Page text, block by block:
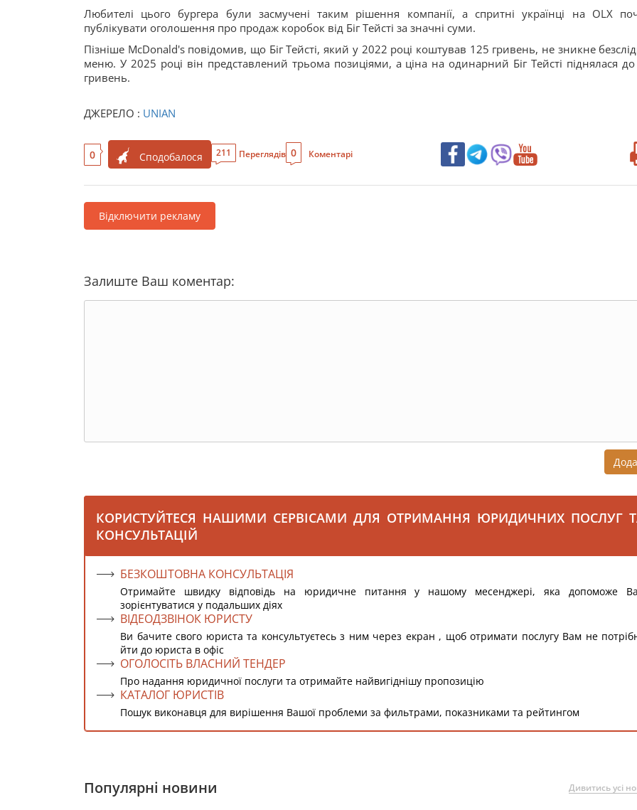
Любителі цього бургера були засмучені таким рішення компанії, а спритні українці на OLX
публікувати оголошення про продаж коробок від Біг Тейсті за значні суми.
Пізніше McDonald's повідомив, що Біг Тейсті, який у 2022 році коштував 125 гривень, не зникне
меню. У 2025 році він представлений трьома позиціями, а ціна на одинарний Біг Тейсті піднялася
гривень.
ДЖЕРЕЛО : UNIAN
0 Сподобалося 211 Переглядів 0 Коментарі
Відключити рекламу
Залиште Ваш коментар:
КОРИСТУЙТЕСЯ НАШИМИ СЕРВІСАМИ ДЛЯ ОТРИМАННЯ ЮРИДИЧНИХ ПОСЛУГ
КОНСУЛЬТАЦІЙ
БЕЗКОШТОВНА КОНСУЛЬТАЦІЯ
Отримайте швидку відповідь на юридичне питання у нашому месенджері, яка допоможе
зорієнтуватися у подальших діях
ВІДЕОДЗВІНОК ЮРИСТУ
Ви бачите свого юриста та консультуєтесь з ним через екран , щоб отримати послугу Вам не
йти до юриста в офіс
ОГОЛОСІТЬ ВЛАСНИЙ ТЕНДЕР
Про надання юридичної послуги та отримайте найвигіднішу пропозицію
КАТАЛОГ ЮРИСТІВ
Пошук виконавця для вирішення Вашої проблеми за фильтрами, показниками та рейтингом
Популярні новини Дивитись усі